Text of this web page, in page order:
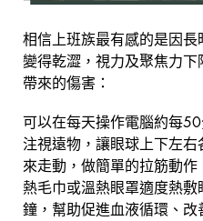
相信上班族最有感的是因
變得乾澀，視力及聚焦力
帶來的傷害：
可以在每天操作電腦約每
注視遠物，讓眼球上下左
來走動，做簡單的拉筋動
熱毛巾或溫熱眼罩適度熱
鐘，幫助促進血液循環、改